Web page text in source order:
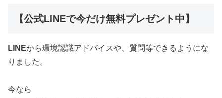
【公式LINEで今だけ無料プレゼント中】
LINEから環境認識アドバイスや、質問等できるようにな
りました。
今なら